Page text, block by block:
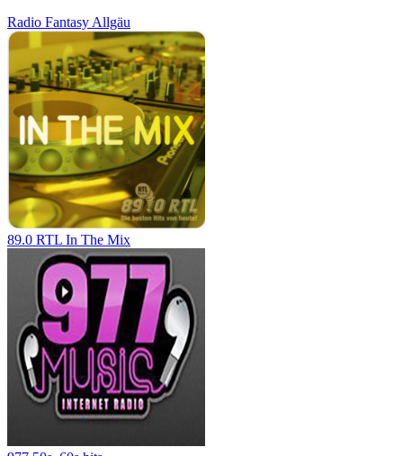
Radio Fantasy Allgäu
89.0 RTL In The Mix